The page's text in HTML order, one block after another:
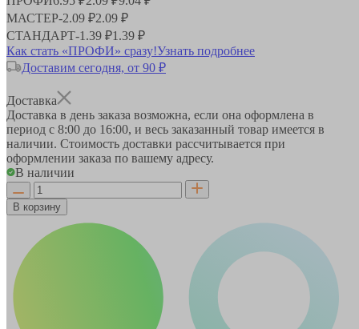
МАСТЕР-2.09 ₽2.09 ₽
СТАНДАРТ-1.39 ₽1.39 ₽
Как стать «ПРОФИ» сразу!Узнать подробнее
Доставим сегодня, от 90 ₽
Доставка
Доставка в день заказа возможна, если она оформлена в
период с 8:00 до 16:00, и весь заказанный товар имеется в
наличии. Стоимость доставки рассчитывается при
оформлении заказа по вашему адресу.
В наличии
В корзину